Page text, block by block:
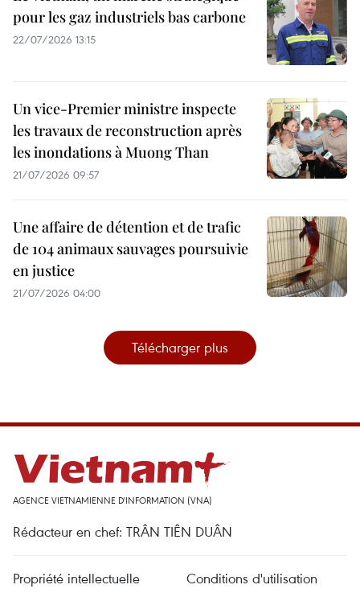
pour les gaz industriels bas carbone
22/07/2026 13:15
Un vice-Premier ministre inspecte
les travaux de reconstruction après
les inondations à Muong Than
21/07/2026 09:57
Une affaire de détention et de trafic
de 104 animaux sauvages poursuivie
en justice
21/07/2026 04:00
Télécharger plus
AGENCE VIETNAMIENNE D'INFORMATION (VNA)
Rédacteur en chef: TRÂN TIÊN DUÂN
Propriété intellectuelle Conditions d'utilisation